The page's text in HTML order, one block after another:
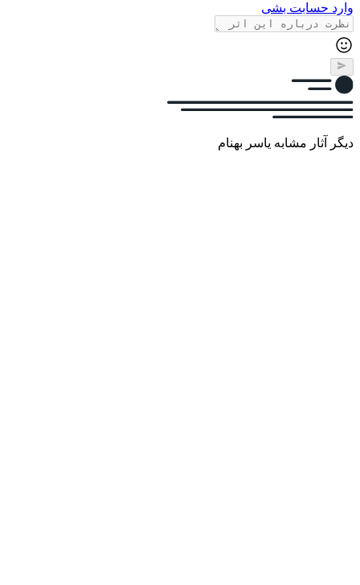
وارد حسابت بشی
دیگر آثار مشابه یاسر بهنام